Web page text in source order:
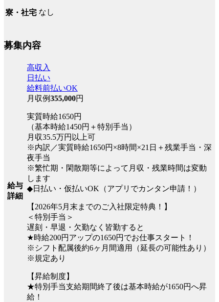
寮・社宅 なし
募集内容
給与
詳細
高収入
日払い
給料前払いOK
月収例355,000円
実質時給1650円
（基本時給1450円＋特別手当）
月収35.5万円以上可
※内訳／実質時給1650円×8時間×21日＋残業手当・深
夜手当
※繁忙期・閑散期等によって月収・残業時間は変動
します
◆日払い・仮払いOK（アプリでカンタン申請！）
【2026年5月末までのご入社限定特典！】
＜特別手当＞
遅刻・早退・欠勤なく皆勤すると
★時給200円アップの1650円でお仕事スタート！
※シフト配属後約6ヶ月間適用（延長の可能性あり）
※規定あり
【昇給制度】
★特別手当支給期間終了後は基本時給が1650円へ昇
給！